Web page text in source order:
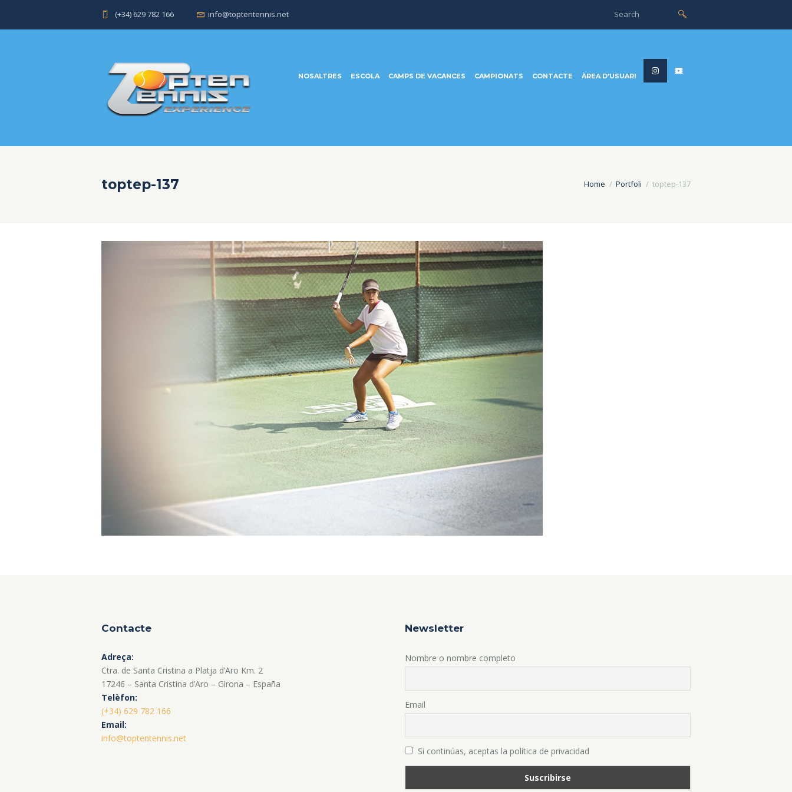
(+34) 629 782 166 info@toptentennis.net
NOSALTRES ESCOLA CAMPS DE VACANCES CAMPIONATS CONTACTE ÀREA D’USUARI
toptep-137 Home Portfoli toptep-137
Contacte
Adreça:
Ctra. de Santa Cristina a Platja d’Aro Km. 2
17246 – Santa Cristina d’Aro – Girona – España
Telèfon:
(+34) 629 782 166
Email:
info@toptentennis.net
Newsletter
Nombre o nombre completo
Email
Si continúas, aceptas la política de privacidad